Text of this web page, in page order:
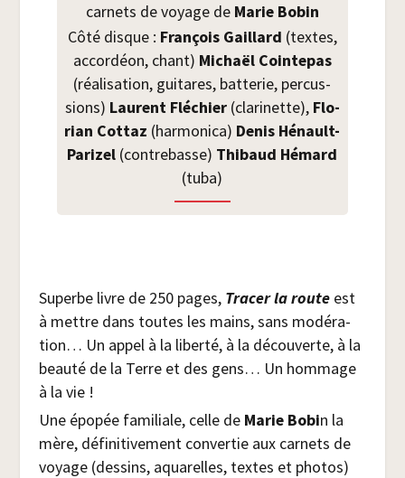
car­nets de voyage de Marie Bobin
Côté disque : Fran­çois Gaillard (textes,
accor­déon, chant) Michaël Coin­te­pas
(réa­li­sa­tion, gui­tares, bat­te­rie, per­cus­
sions) Laurent Flé­chier(cla­ri­nette), Flo­
rian Cot­taz (har­mo­ni­ca) Denis Hénault-
Pari­zel (contre­basse) Thi­baud Hémard
(tuba)
Superbe livre de 250 pages, Tra­cer la route est
à mettre dans toutes les mains, sans modé­ra­
tion… Un appel à la liber­té, à la décou­verte, à la
beau­té de la Terre et des gens… Un hom­mage
à la vie !
Une épo­pée fami­liale, celle de Marie Bobin la
mère, défi­ni­ti­ve­ment conver­tie aux car­nets de
voyage (des­sins, aqua­relles, textes et pho­tos)